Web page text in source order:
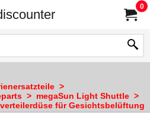
0
>
> megaSun Light Shuttle >
für Gesichtsbelüftung